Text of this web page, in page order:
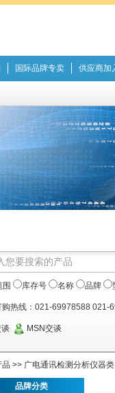
国际品牌专卖 供应商加
围 库存号 名称 品牌
购热线：021-69978588 021-
MSN交谈
品 >> 广电通讯检测分析仪器类
品牌分类